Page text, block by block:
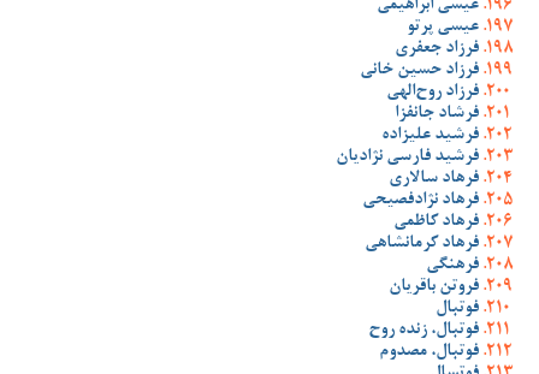
عیسی ابراهیمی
عیسی پرتو
فرزاد جعفری
فرزاد حسین خانی
فرزاد روح‌الهی
فرشاد جانفزا
فرشید علیزاده
فرشید فارسی نژادیان
فرهاد سالاری
فرهاد نژادفصیحی
فرهاد کاظمی
فرهاد کرمانشاهی
فرهنگی
فروتن باقریان
فوتبال
فوتبال، زنده روح
فوتبال، مصدوم